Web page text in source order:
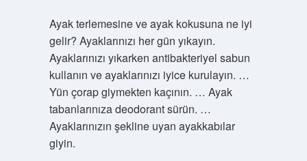
Ayak terlemesine ve ayak kokusuna ne iyi
gelir? Ayaklarınızı her gün yıkayın.
Ayaklarınızı yıkarken antibakteriyel sabun
kullanın ve ayaklarınızı iyice kurulayın. …
Yün çorap giymekten kaçının. … Ayak
tabanlarınıza deodorant sürün. …
Ayaklarınızın şekline uyan ayakkabılar
giyin.